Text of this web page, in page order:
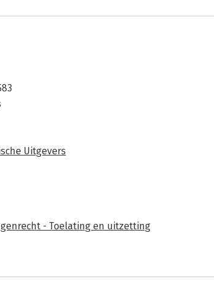
Uitgevers
- Toelating en uitzetting